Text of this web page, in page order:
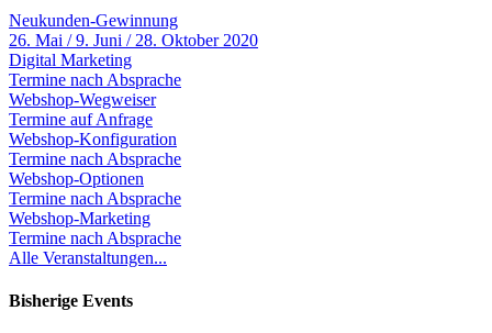
Neukunden-Gewinnung
26. Mai / 9. Juni / 28. Oktober 2020
Digital Marketing
Termine nach Absprache
Webshop-Wegweiser
Termine auf Anfrage
Webshop-Konfiguration
Termine nach Absprache
Webshop-Optionen
Termine nach Absprache
Webshop-Marketing
Termine nach Absprache
Alle Veranstaltungen...
Bisherige Events